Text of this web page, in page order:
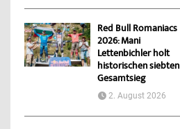
Red Bull Romaniacs
2026: Mani
Lettenbichler holt
historischen siebten
Gesamtsieg
2. August 2026